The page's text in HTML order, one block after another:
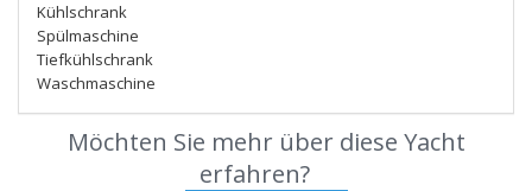
Kühlschrank
Spülmaschine
Tiefkühlschrank
Waschmaschine
Möchten Sie mehr über diese Yacht
erfahren?